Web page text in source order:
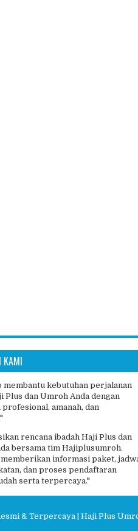
KAMI
membantu kebutuhan perjalanan
Plus dan Umroh Anda dengan
amanah, dan
rencana ibadah Haji Plus dan
bersama tim Hajiplusumroh.
informasi paket,
dan proses pendaftaran
serta terpercaya."
& Terpercaya | Haji Plus